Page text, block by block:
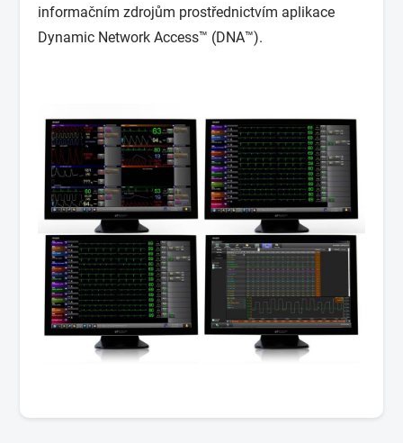
informačním zdrojům prostřednictvím aplikace
Dynamic Network Access™ (DNA™).